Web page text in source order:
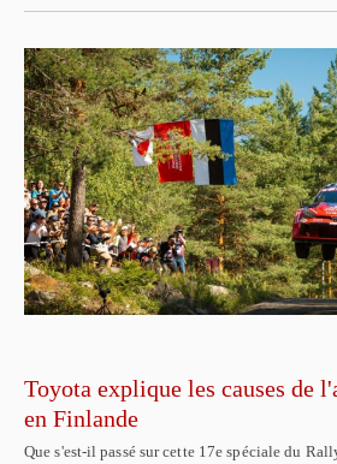
Toyota explique les causes de
en Finlande
Que s'est-il passé sur cette 17e spéciale du